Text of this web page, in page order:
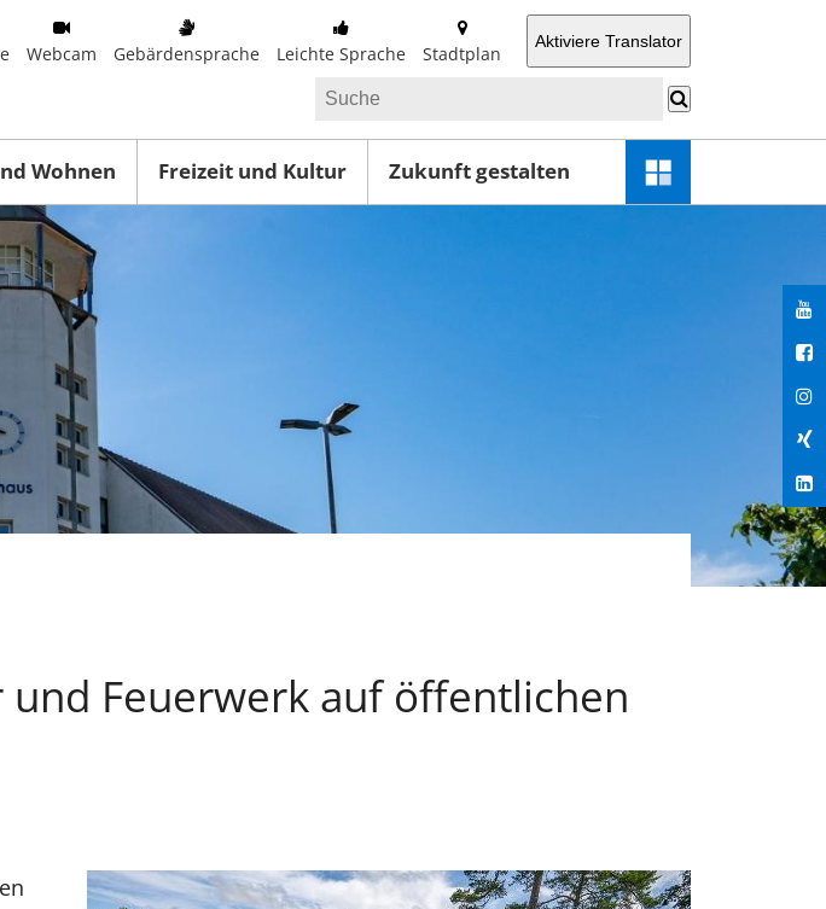
Webcam Gebärdensprache Leichte Sprache Stadtplan
Aktiviere Translator
Wohnen Freizeit und Kultur Zukunft gestalten
Schnellzugriff-
Menü
Feuerwerk auf öffentlichen